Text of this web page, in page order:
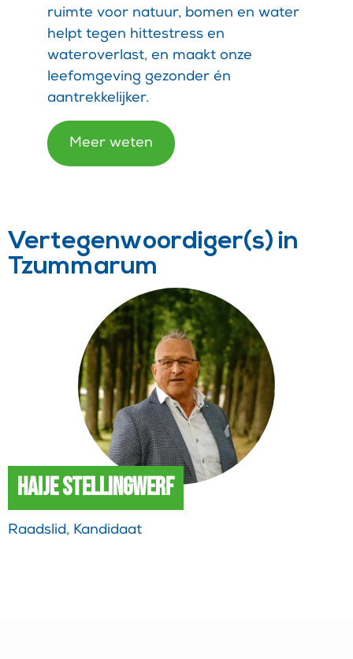
ruimte voor natuur, bomen en water
helpt tegen hittestress en
wateroverlast, en maakt onze
leefomgeving gezonder én
aantrekkelijker.
Meer weten
Vertegenwoordiger(s) in
Tzummarum
Haije Stellingwerf
Raadslid, Kandidaat